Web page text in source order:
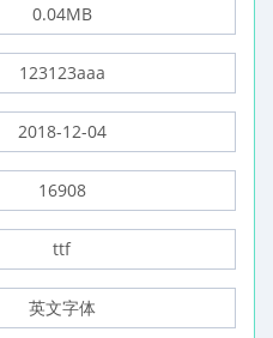
0.04MB
123123aaa
2018-12-04
16908
ttf
英文字体